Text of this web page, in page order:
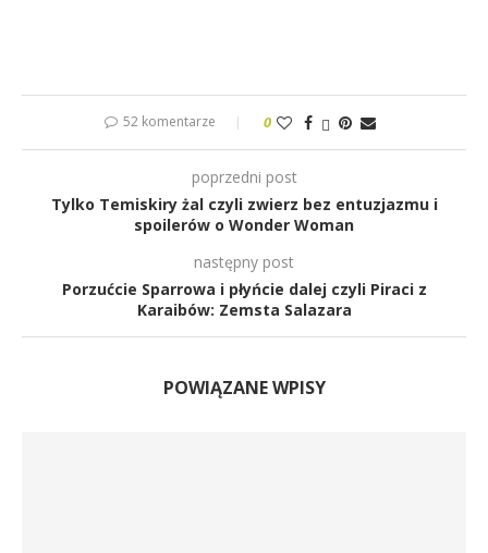
52 komentarze 0
poprzedni post
Tylko Temiskiry żal czyli zwierz bez entuzjazmu i
spoilerów o Wonder Woman
następny post
Porzućcie Sparrowa i płyńcie dalej czyli Piraci z
Karaibów: Zemsta Salazara
POWIĄZANE WPISY